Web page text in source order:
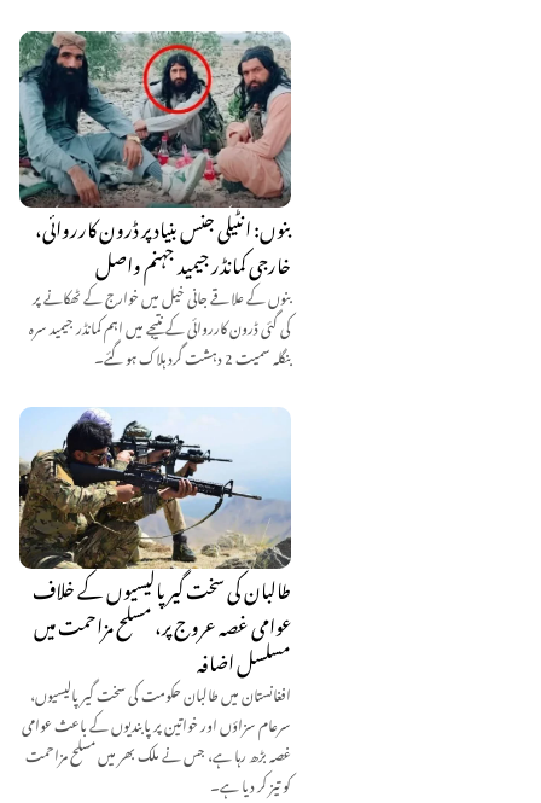
بنوں: انٹیلی جنس بنیاد پر ڈرون کارروائی،
خارجی کمانڈر جیمید جہنم واصل
بنوں کے علاقے جانی خیل میں خوارج کے ٹھکانے پر
کی گئی ڈرون کارروائی کے نتیجے میں اہم کمانڈر جیمید سرہ
بنگلہ سمیت 2 دہشت گرد ہلاک ہو گئے۔
طالبان کی سخت گیر پالیسیوں کے خلاف
عوامی غصہ عروج پر، مسلح مزاحمت میں
مسلسل اضافہ
افغانستان میں طالبان حکومت کی سخت گیر پالیسیوں،
سرعام سزاؤں اور خواتین پر پابندیوں کے باعث عوامی
غصہ بڑھ رہا ہے، جس نے ملک بھر میں مسلح مزاحمت
کو تیز کر دیا ہے۔